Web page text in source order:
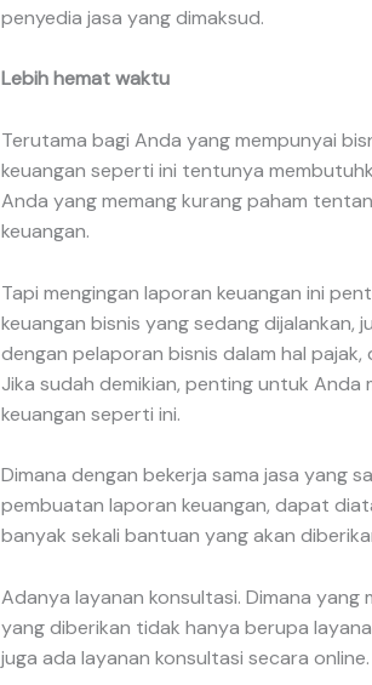
penyedia jasa yang dimaksud.
Lebih hemat waktu
Terutama bagi Anda yang mempunyai
keuangan seperti ini tentunya
Anda yang memang kurang paham
keuangan.
Tapi mengingan laporan keuangan ini
keuangan bisnis yang sedang
dengan pelaporan bisnis dalam hal
Jika sudah demikian, penting untuk Anda
keuangan seperti ini.
Dimana dengan bekerja sama jasa yang
pembuatan laporan keuangan, dapat
banyak sekali bantuan yang akan
Adanya layanan konsultasi. Dimana yang
yang diberikan tidak hanya berupa
juga ada layanan konsultasi secara online.